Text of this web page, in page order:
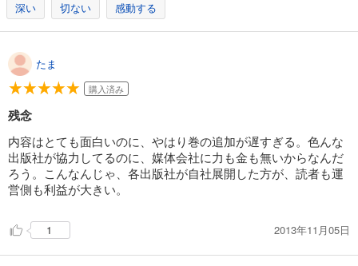
あらすじを表示する
イムリ 14巻
イムリ 15巻
715 円 (税込)
完結
カート
深い 切ない 感動する
たま
購入済み
残念
内容はとても面白いのに、やはり巻の追加が遅すぎる。色んな
出版社が協力してるのに、媒体会社に力も金も無いからなんだ
ろう。こんなんじゃ、各出版社が自社展開した方が、読者も運
営側も利益が大きい。
1 2013年11月05日